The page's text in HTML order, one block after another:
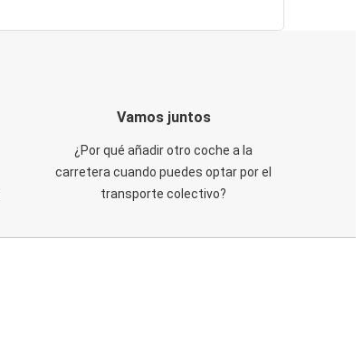
Vamos juntos
¿Por qué añadir otro coche a la
carretera cuando puedes optar por el
transporte colectivo?